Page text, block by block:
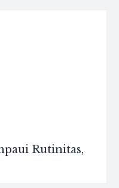
Rutinitas,